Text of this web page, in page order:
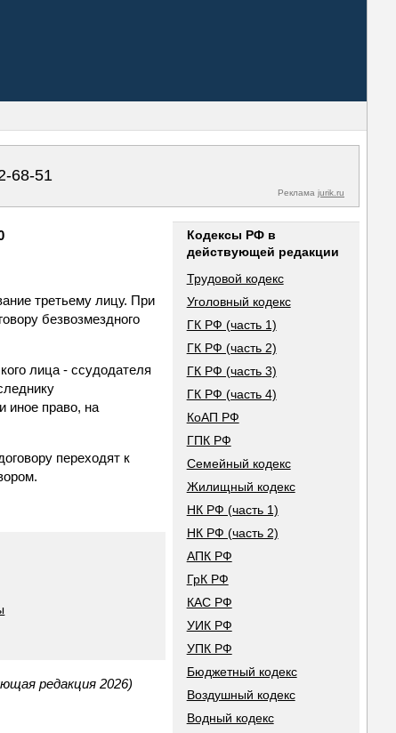
68-51
Реклама jurik.ru
третьему лицу. При
безвозмездного
лица - ссудодателя
иное право, на
переходят к
редакция 2026)
Кодексы РФ в
действующей редакции
Трудовой кодекс
Уголовный кодекс
ГК РФ (часть 1)
ГК РФ (часть 2)
ГК РФ (часть 3)
ГК РФ (часть 4)
КоАП РФ
ГПК РФ
Семейный кодекс
Жилищный кодекс
НК РФ (часть 1)
НК РФ (часть 2)
АПК РФ
ГрК РФ
КАС РФ
УИК РФ
УПК РФ
Бюджетный кодекс
Воздушный кодекс
Водный кодекс